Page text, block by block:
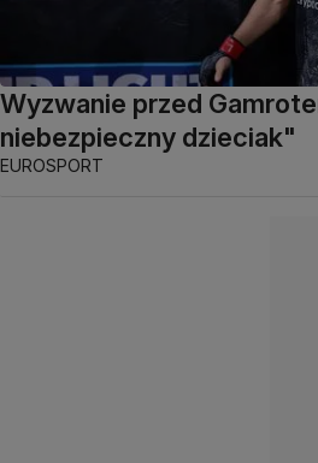
Wyzwanie przed
niebezpieczny dzieciak"
EUROSPORT